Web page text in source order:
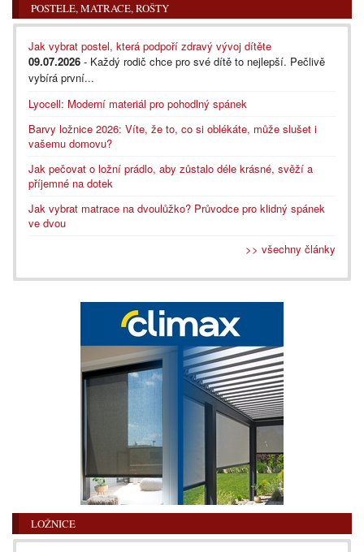
POSTELE, MATRACE, ROŠTY
Jak vybrat postel, která podpoří zdravý vývoj dítěte
09.07.2026 - Každý rodič chce pro své dítě to nejlepší. Pečlivě
vybírá první...
Lyocell: Moderní materiál pro pohodlný spánek
Barvy ložnice 2026: Víte, že to, co si oblékáte, může slušet i
vašemu domovu?
Jak pečovat o ložní prádlo, aby zůstalo déle krásné, svěží a
příjemné na dotek
Jak vybrat matrace na dvoulůžko? Průvodce pro klidný spánek
ve dvou
>> všechny články
LOŽNICE